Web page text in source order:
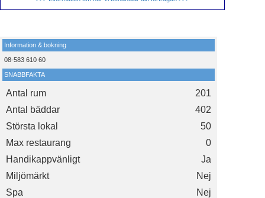
Information & bokning
08-583 610 60
SNABBFAKTA
Antal rum
201
Antal bäddar
402
Största lokal
50
Max restaurang
0
Handikappvänligt
Ja
Miljömärkt
Nej
Spa
Nej